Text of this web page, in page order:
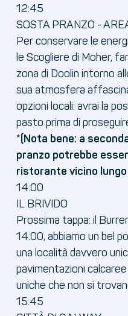
12:45
SOSTA PRANZO -
Per conservare le
le Scogliere di Moher,
zona di Doolin intorno
sua atmosfera
opzioni locali: avrai la
pasto prima di
*(Nota bene: a
pranzo potrebbe
ristorante vicino
14:00
IL BRIVIDO
Prossima tappa: il
14:00, abbiamo un bel
una località davvero
pavimentazioni
uniche che non si
15:45